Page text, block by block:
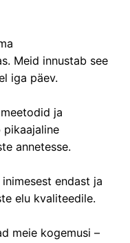
Meid innustab see
iga päev.
ja
annetesse.
endast ja
elu kvaliteedile.
meie kogemusi –